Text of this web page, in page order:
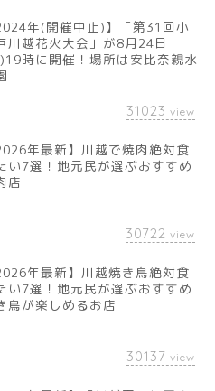
年(開催中止)】「第31回小
川越花火大会」が8月24日
時に開催！場所は安比奈親水
31023 view
年最新】川越で焼肉絶対食
い7選！地元民が選ぶおすすめ
店
30722 view
年最新】川越焼き鳥絶対食
い7選！地元民が選ぶおすすめ
鳥が楽しめるお店
30137 view